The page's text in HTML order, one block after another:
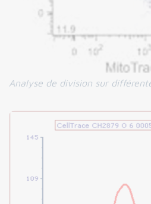
Analyse de division sur